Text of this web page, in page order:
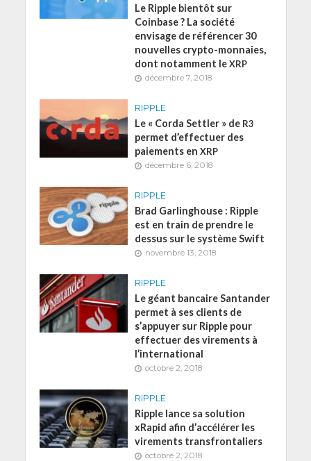
Le Ripple bientôt sur
Coinbase ? La société
envisage de référencer 30
nouvelles crypto-monnaies,
dont notamment leXRP
décembre 7, 2018
RIPPLE
Le « Corda Settler » de R3
permet d’effectuer des
paiements enXRP
décembre 6, 2018
RIPPLE
Brad Garlinghouse : Ripple
est en train de prendre le
dessus sur le système Swift
novembre 13, 2018
RIPPLE
Le géant bancaire Santander
permet à ses clients de
s’appuyer sur Ripple pour
effectuer des virements à
l’international
octobre 2, 2018
RIPPLE
Ripple lance sa solution
xRapid afin d’accélérer les
virements transfrontaliers
octobre 2, 2018